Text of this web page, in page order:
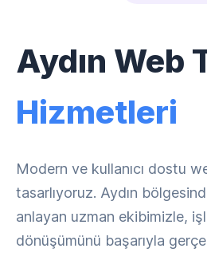
Aydın Web
Hizmetleri
Modern ve kullanıcı dostu
tasarlıyoruz. Aydın
anlayan uzman ekibimizle,
dönüşümünü başarıyla